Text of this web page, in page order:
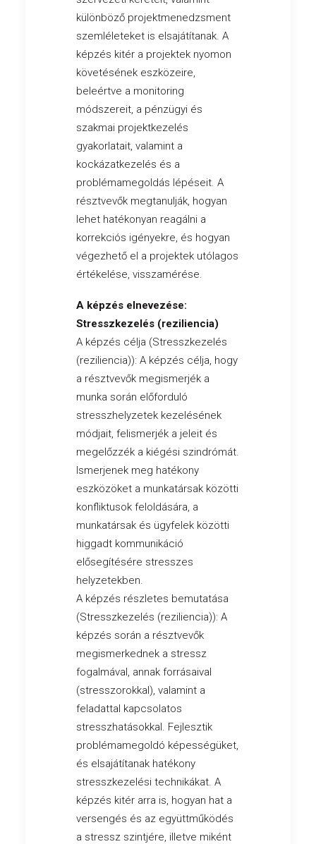
különböző projektmenedzsment
szemléleteket is elsajátítanak. A
képzés kitér a projektek nyomon
követésének eszközeire,
beleértve a monitoring
módszereit, a pénzügyi és
szakmai projektkezelés
gyakorlatait, valamint a
kockázatkezelés és a
problémamegoldás lépéseit. A
résztvevők megtanulják, hogyan
lehet hatékonyan reagálni a
korrekciós igényekre, és hogyan
végezhető el a projektek utólagos
értékelése, visszamérése.
A képzés elnevezése:
Stresszkezelés (reziliencia)
A képzés célja (Stresszkezelés
(reziliencia)): A képzés célja, hogy
a résztvevők megismerjék a
munka során előforduló
stresszhelyzetek kezelésének
módjait, felismerjék a jeleit és
megelőzzék a kiégési szindrómát.
Ismerjenek meg hatékony
eszközöket a munkatársak közötti
konfliktusok feloldására, a
munkatársak és ügyfelek közötti
higgadt kommunikáció
elősegítésére stresszes
helyzetekben.
A képzés részletes bemutatása
(Stresszkezelés (reziliencia)): A
képzés során a résztvevők
megismerkednek a stressz
fogalmával, annak forrásaival
(stresszorokkal), valamint a
feladattal kapcsolatos
stresszhatásokkal. Fejlesztik
problémamegoldó képességüket,
és elsajátítanak hatékony
stresszkezelési technikákat. A
képzés kitér arra is, hogyan hat a
versengés és az együttműködés
a stressz szintjére, illetve miként